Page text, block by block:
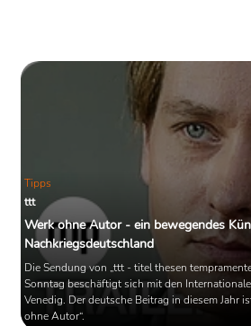
Tipps
ttt
Werk ohne Autor - ein bewegendes
Nachkriegsdeutschland
Die Sendung von „ttt - titel thesen
Sonntag beschäftigt sich mit den
Venedig. Der deutsche Beitrag in diesem Jahr
ohne Autor“.